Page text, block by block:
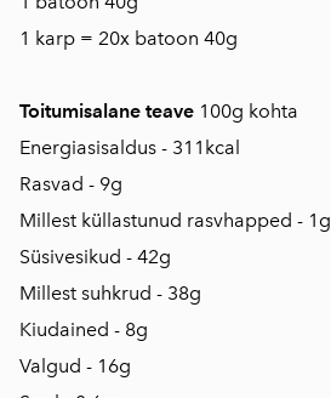
1 karp = 20x batoon 40g
Toitumisalane teave 100g kohta
Energiasisaldus - 311kcal
Rasvad - 9g
Millest küllastunud rasvhapped - 1g
Süsivesikud - 42g
Millest suhkrud - 38g
Kiudained - 8g
Valgud - 16g